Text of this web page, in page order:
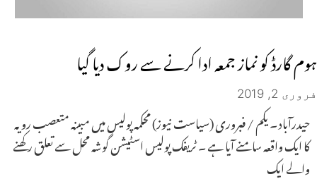
ہوم گارڈ کو نماز جمعہ ادا کرنے سے روک دیا گیا
فروری 2, 2019
حیدرآباد ۔ یکم / فبروری (سیاست نیوز) محکمہ پولیس میں مبینہ متعصب رویہ
کا ایک واقعہ سامنے آیا ہے ۔ ٹریفک پولیس اسٹیشن گوشہ محل سے تعلق رکھنے
والے ایک